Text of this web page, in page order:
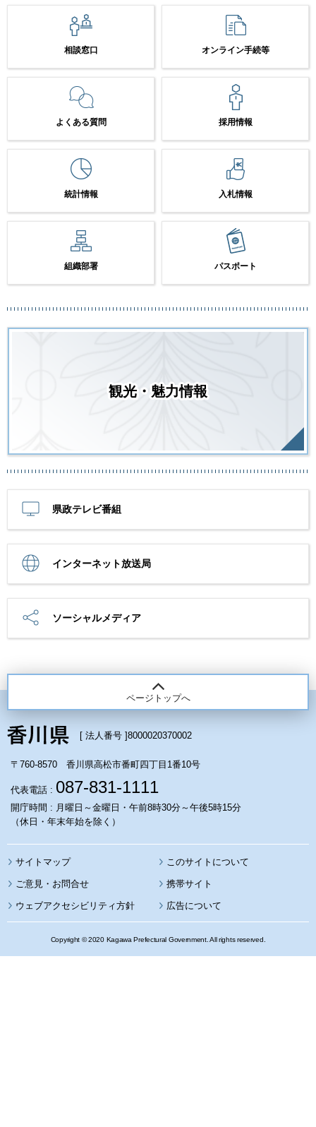
相談窓口 オンライン手続等
よくある質問 採用情報
統計情報 入札情報
組織部署 パスポート
観光・魅力情報
県政テレビ番組
インターネット放送局
ソーシャルメディア
ページトップへ
[ 法人番号 ]8000020370002
〒760-8570 香川県高松市番町四丁目1番10号
代表電話 : 087-831-1111
開庁時間 : 月曜日～金曜日・午前8時30分～午後5時15分
（休日・年末年始を除く）
サイトマップ このサイトについて
携帯サイト
ウェブアクセシビリティ方針 広告について
Copyright © 2020 Kagawa Prefectural Government. All rights reserved.